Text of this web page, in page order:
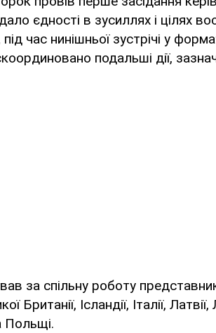
єдності в зусиллях і цілях
час нинішньої зустрічі у
подальші дії,
за спільну роботу
Британії, Ісландії, Італії,
Польщі.